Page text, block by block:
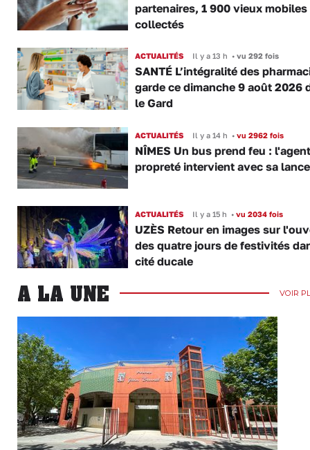
partenaires, 1 900 vieux mobiles
collectés
ACTUALITÉS Il y a 13 h •vu 292 fois
SANTÉ L’intégralité des
garde ce dimanche 9 août 2026
le Gard
ACTUALITÉS Il y a 14 h •vu 2962 fois
NÎMES Un bus prend feu :
propreté intervient avec sa lance
ACTUALITÉS Il y a 15 h •vu 2034 fois
UZÈS Retour en images sur
des quatre jours de festivités
cité ducale
A LA UNE VOIR